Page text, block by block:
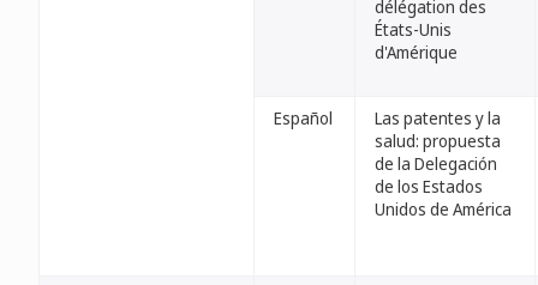
délégation des
États-Unis
d'Amérique
Español
Las patentes y la
salud: propuesta
de la Delegación
de los Estados
Unidos de América